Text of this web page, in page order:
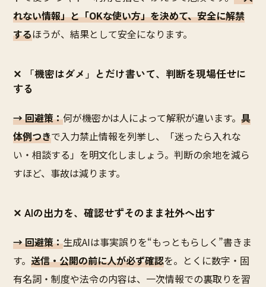
れない情報」と「OKな使い方」を決めて、安全に解禁
するほうが、結果として安全になります。
✕ 「機密はダメ」とだけ書いて、判断を現場任せに
する
→ 回避策：何が機密かは人によって解釈が違います。 具
体例つきで入力禁止情報を列挙し、「迷ったら入れな
い・相談する」を明文化しましょう。判断の余地を減ら
すほど、事故は減ります。
✕ AIの出力を、確認せずそのまま社外へ出す
→ 回避策：生成AIは事実誤りを“もっともらしく”書きま
す。 送信・公開の前に人が必ず確認を。とくに数字・固
有名詞・制度や法令の内容は、一次情報での裏取りを習